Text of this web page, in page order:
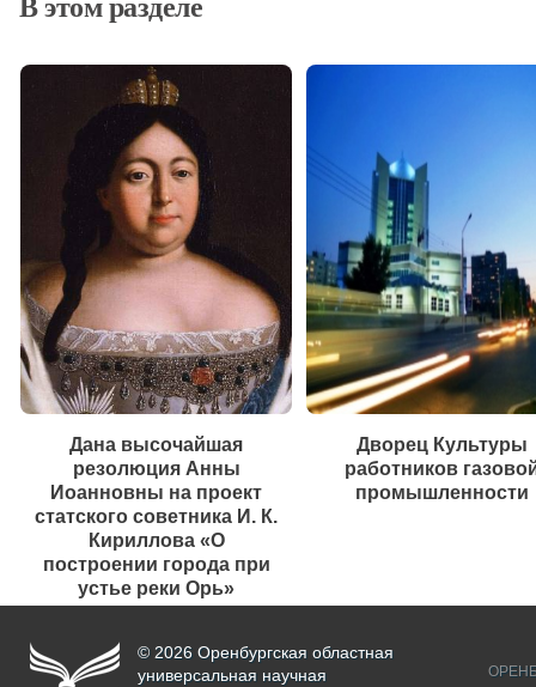
В этом разделе
Дана высочайшая
резолюция Анны
Иоанновны на проект
статского советника И. К.
Кириллова «О
построении города при
устье реки Орь»
Дворец Культуры
работников
промышленности
© 2026 Оренбургская областная
универсальная научная